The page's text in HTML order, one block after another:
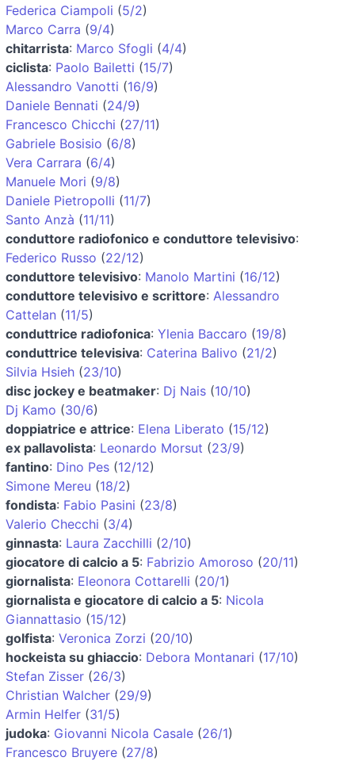
Federica Ciampoli (5/2)
Marco Carra (9/4)
chitarrista: Marco Sfogli (4/4)
ciclista: Paolo Bailetti (15/7)
Alessandro Vanotti (16/9)
Daniele Bennati (24/9)
Francesco Chicchi (27/11)
Gabriele Bosisio (6/8)
Vera Carrara (6/4)
Manuele Mori (9/8)
Daniele Pietropolli (11/7)
Santo Anzà (11/11)
conduttore radiofonico e conduttore televisivo:
Federico Russo (22/12)
conduttore televisivo: Manolo Martini (16/12)
conduttore televisivo e scrittore: Alessandro
Cattelan (11/5)
conduttrice radiofonica: Ylenia Baccaro (19/8)
conduttrice televisiva: Caterina Balivo (21/2)
Silvia Hsieh (23/10)
disc jockey e beatmaker: Dj Nais (10/10)
Dj Kamo (30/6)
doppiatrice e attrice: Elena Liberato (15/12)
ex pallavolista: Leonardo Morsut (23/9)
fantino: Dino Pes (12/12)
Simone Mereu (18/2)
fondista: Fabio Pasini (23/8)
Valerio Checchi (3/4)
ginnasta: Laura Zacchilli (2/10)
giocatore di calcio a 5: Fabrizio Amoroso (20/11)
giornalista: Eleonora Cottarelli (20/1)
giornalista e giocatore di calcio a 5: Nicola
Giannattasio (15/12)
golfista: Veronica Zorzi (20/10)
hockeista su ghiaccio: Debora Montanari (17/10)
Stefan Zisser (26/3)
Christian Walcher (29/9)
Armin Helfer (31/5)
judoka: Giovanni Nicola Casale (26/1)
Francesco Bruyere (27/8)